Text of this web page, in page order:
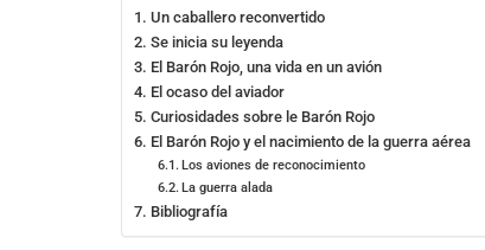
Un caballero reconvertido
Se inicia su leyenda
El Barón Rojo, una vida en un avión
El ocaso del aviador
Curiosidades sobre le Barón Rojo
El Barón Rojo y el nacimiento de la guerra aérea
Los aviones de reconocimiento
La guerra alada
Bibliografía